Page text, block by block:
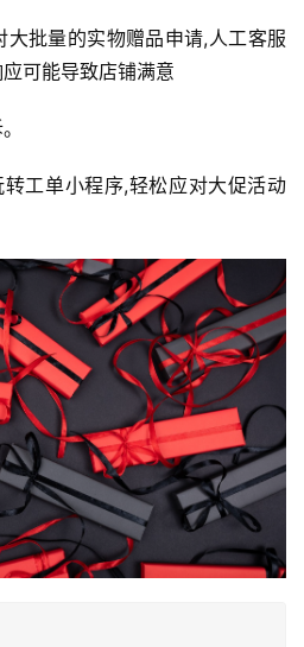
批量的实物赠品申请,人工客服
可能导致店铺满意
工单小程序,轻松应对大促活动